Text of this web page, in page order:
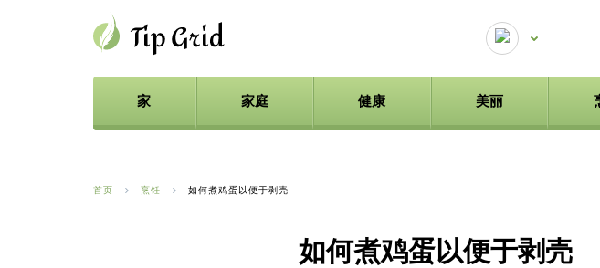
家 家庭 健康 美丽
首页 烹饪 如何煮鸡蛋以便于剥壳
如何煮鸡蛋以便于剥壳